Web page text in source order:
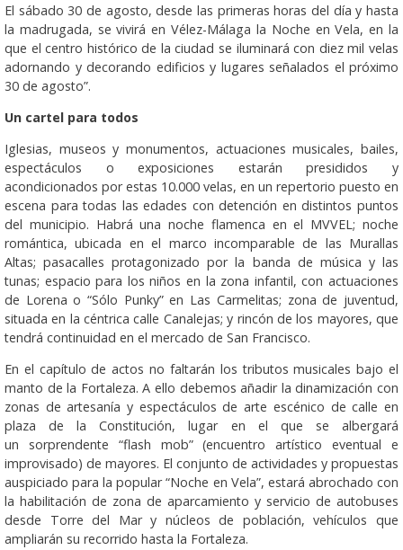
El sábado 30 de agosto, desde las primeras horas del día y hasta
la madrugada, se vivirá en Vélez-Málaga la Noche en Vela, en la
que el centro histórico de la ciudad se iluminará con diez mil velas
adornando y decorando edificios y lugares señalados el próximo
30 de agosto”.
Un cartel para todos
Iglesias, museos y monumentos, actuaciones musicales, bailes,
espectáculos o exposiciones estarán presididos y
acondicionados por estas 10.000 velas, en un repertorio puesto en
escena para todas las edades con detención en distintos puntos
del municipio. Habrá una noche flamenca en el MVVEL; noche
romántica, ubicada en el marco incomparable de las Murallas
Altas; pasacalles protagonizado por la banda de música y las
tunas; espacio para los niños en la zona infantil, con actuaciones
de Lorena o “Sólo Punky” en Las Carmelitas; zona de juventud,
situada en la céntrica calle Canalejas; y rincón de los mayores, que
tendrá continuidad en el mercado de San Francisco.
En el capítulo de actos no faltarán los tributos musicales bajo el
manto de la Fortaleza. A ello debemos añadir la dinamización con
zonas de artesanía y espectáculos de arte escénico de calle en
plaza de la Constitución, lugar en el que se albergará
un sorprendente “flash mob” (encuentro artístico eventual e
improvisado) de mayores. El conjunto de actividades y propuestas
auspiciado para la popular “Noche en Vela”, estará abrochado con
la habilitación de zona de aparcamiento y servicio de autobuses
desde Torre del Mar y núcleos de población, vehículos que
ampliarán su recorrido hasta la Fortaleza.